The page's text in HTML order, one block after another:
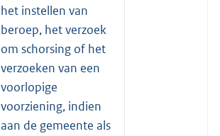
het instellen van
beroep, het verzoek
om schorsing of het
verzoeken van een
voorlopige
voorziening, indien
aan de gemeente als